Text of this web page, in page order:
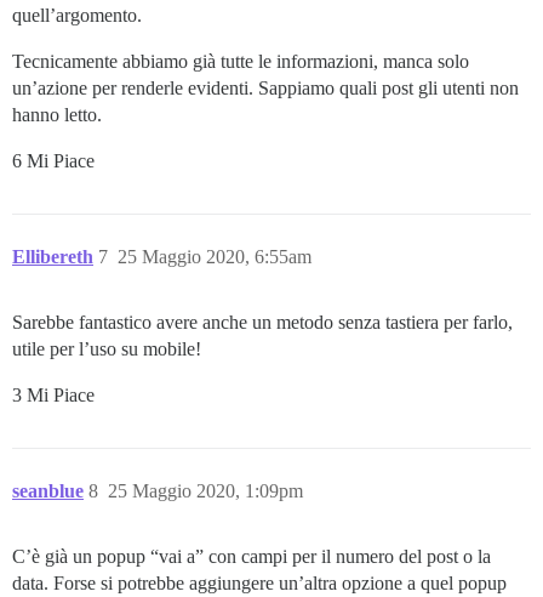
quell’argomento.
Tecnicamente abbiamo già tutte le informazioni, manca solo
un’azione per renderle evidenti. Sappiamo quali post gli utenti non
hanno letto.
6 Mi Piace
Ellibereth 25 Maggio 2020, 6:55am
7
Sarebbe fantastico avere anche un metodo senza tastiera per farlo,
utile per l’uso su mobile!
3 Mi Piace
seanblue 25 Maggio 2020, 1:09pm
8
C’è già un popup “vai a” con campi per il numero del post o la
data. Forse si potrebbe aggiungere un’altra opzione a quel popup